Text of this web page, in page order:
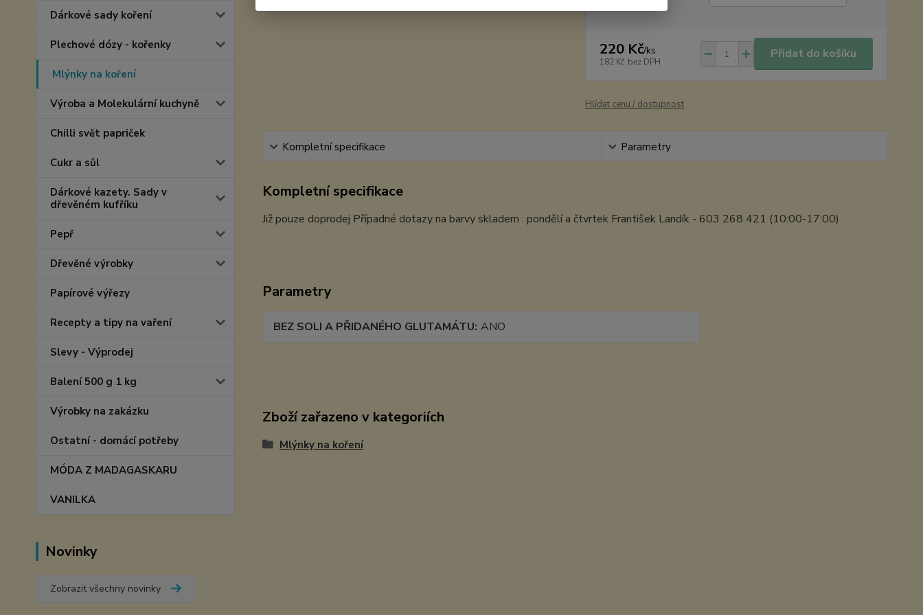
Dárkové sady koření
Plechové dózy - kořenky
Mlýnky na koření
Výroba a Molekulární kuchyně
Chilli svět papriček
Cukr a sůl
Dárkové kazety. Sady v
dřevěném kufříku
Pepř
Dřevěné výrobky
Papírové výřezy
Recepty a tipy na vaření
Slevy - Výprodej
Balení 500 g 1 kg
Výrobky na zakázku
Ostatní - domácí potřeby
MÓDA Z MADAGASKARU
VANILKA
Novinky
Zobrazit všechny novinky
220 Kč/ks
182 Kč bez DPH
Přidat do košíku
Hlídat cenu / dostupnost
Kompletní specifikace Parametry
Kompletní specifikace
Již pouze doprodej Případné dotazy na barvy skladem : pondělí a čtvrtek František Landík - 603 268 421 (10:00-17:00)
Parametry
BEZ SOLI A PŘIDANÉHO GLUTAMÁTU ANO
Zboží zařazeno v kategoriích
Mlýnky na koření